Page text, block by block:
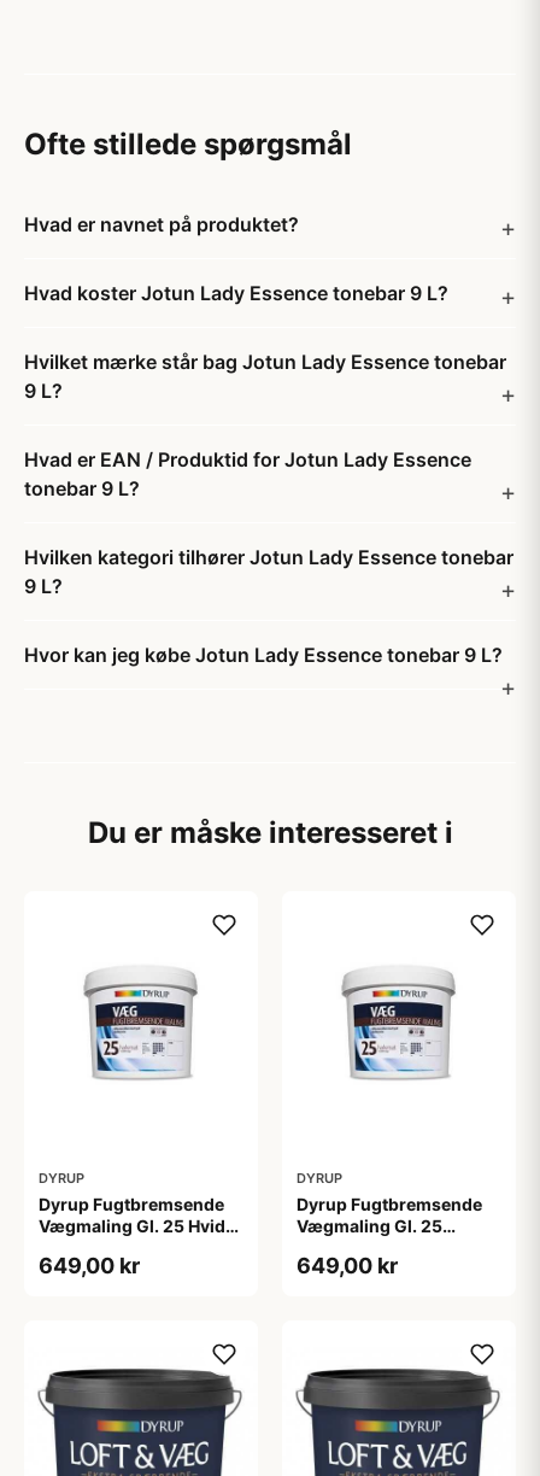
Ofte stillede spørgsmål
Hvad er navnet på produktet?
Hvad koster Jotun Lady Essence tonebar 9 L?
Hvilket mærke står bag Jotun Lady Essence tonebar
9 L?
Hvad er EAN / Produktid for Jotun Lady Essence
tonebar 9 L?
Hvilken kategori tilhører Jotun Lady Essence tonebar
9 L?
Hvor kan jeg købe Jotun Lady Essence tonebar 9 L?
Du er måske interesseret i
DYRUP
Dyrup Fugtbremsende
Vægmaling Gl. 25 Hvid
649,00 kr
DYRUP
Dyrup Fugtbremsende
Vægmaling Gl. 25
649,00 kr